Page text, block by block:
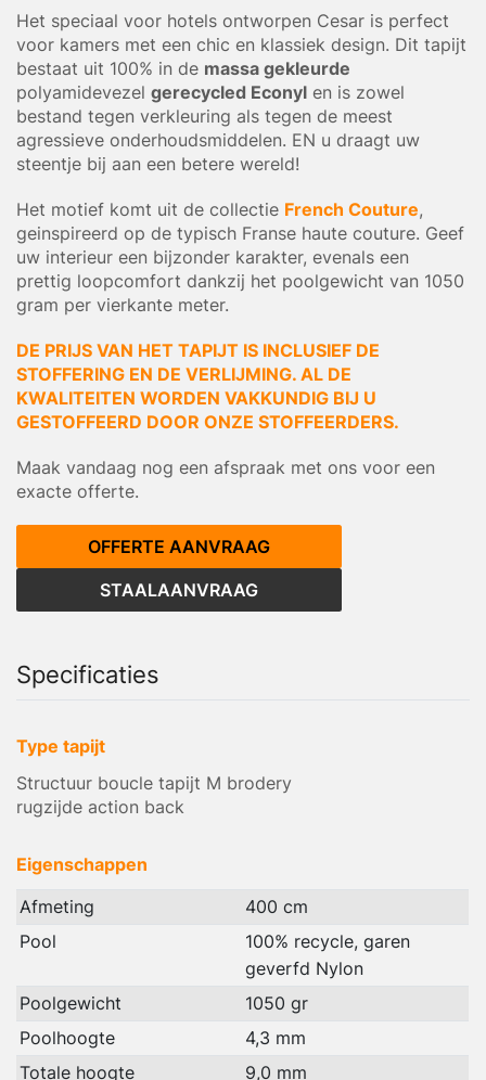
Het speciaal voor hotels ontworpen Cesar is perfect
voor kamers met een chic en klassiek design. Dit tapijt
bestaat uit 100% in de massa gekleurde
polyamidevezel gerecycled Econyl en is zowel
bestand tegen verkleuring als tegen de meest
agressieve onderhoudsmiddelen. EN u draagt uw
steentje bij aan een betere wereld!
Het motief komt uit de collectie French Couture,
geinspireerd op de typisch Franse haute couture. Geef
uw interieur een bijzonder karakter, evenals een
prettig loopcomfort dankzij het poolgewicht van 1050
gram per vierkante meter.
DE PRIJS VAN HET TAPIJT IS INCLUSIEF DE
STOFFERING EN DE VERLIJMING. AL DE
KWALITEITEN WORDEN VAKKUNDIG BIJ U
GESTOFFEERD DOOR ONZE STOFFEERDERS.
Maak vandaag nog een afspraak met ons voor een
exacte offerte.
OFFERTE AANVRAAG
STAALAANVRAAG
Specificaties
Type tapijt
Structuur boucle tapijt M brodery
rugzijde action back
Eigenschappen
Afmeting
400 cm
Pool
100% recycle, garen
geverfd Nylon
Poolgewicht
1050 gr
Poolhoogte
4,3 mm
Totale hoogte
9,0 mm